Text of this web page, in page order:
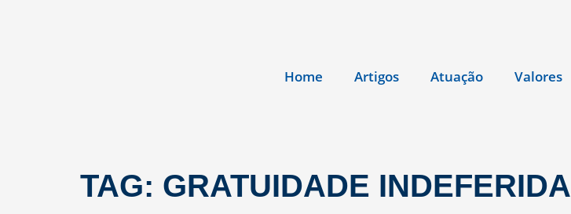
Home Artigos Atuação Valores
TAG: GRATUIDADE INDEFERIDA